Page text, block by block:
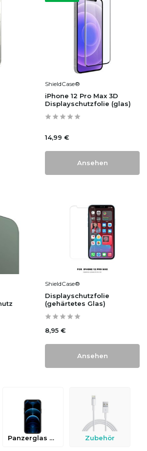
ShieldCase®
iPhone 12 Pro Max 3D
Displayschutzfolie (glas)
14,99 €
Ansehen
ShieldCase®
Displayschutzfolie
(gehärtetes Glas)
8,95 €
Ansehen
Panzerglas & Schutzfolien Zubehör